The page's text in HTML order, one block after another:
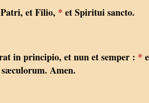
et Filio, * et Spiritui sancto.
in principio, et nun et semper : *
Amen.